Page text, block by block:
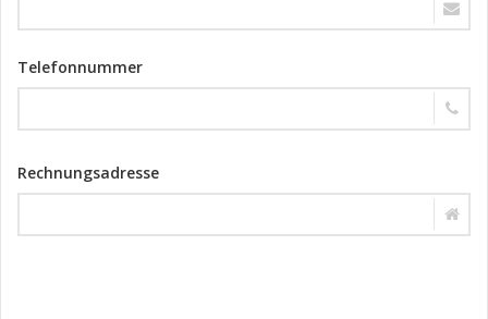
Telefonnummer
Rechnungsadresse